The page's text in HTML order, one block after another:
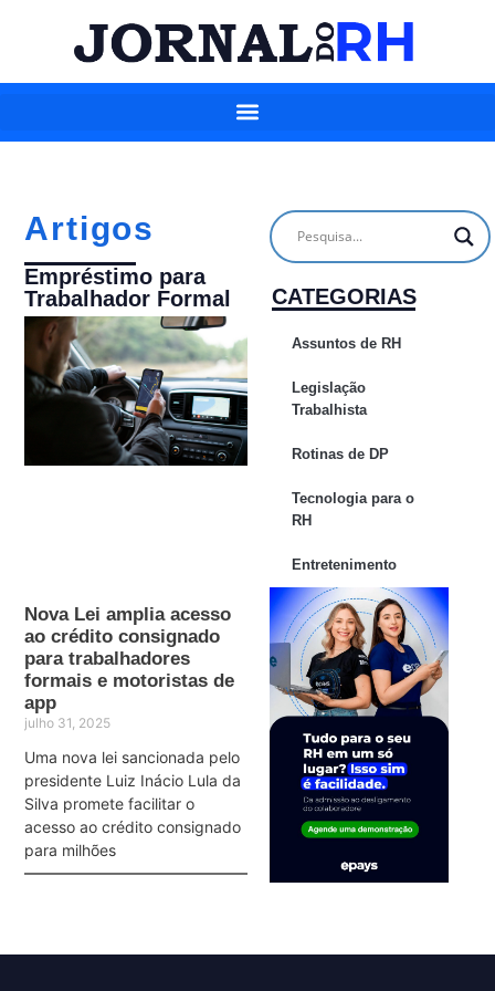
Artigos
Empréstimo para
Trabalhador Formal
Nova Lei amplia acesso
ao crédito consignado
para trabalhadores
formais e motoristas de
app
julho 31, 2025
Uma nova lei sancionada pelo
presidente Luiz Inácio Lula da
Silva promete facilitar o
acesso ao crédito consignado
para milhões
CATEGORIAS
Assuntos de RH
Legislação
Trabalhista
Rotinas de DP
Tecnologia para o
RH
Entretenimento